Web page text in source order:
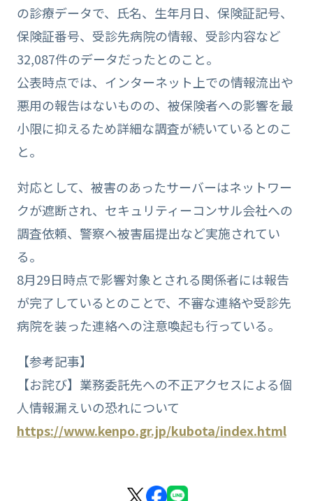
の診療データで、氏名、生年月日、保険証記号、
保険証番号、受診先病院の情報、受診内容など
32,087件のデータだったとのこと。
公表時点では、インターネット上での情報流出や
悪用の報告はないものの、被保険者への影響を最
小限に抑えるため詳細な調査が続いているとのこ
と。
対応として、被害のあったサーバーはネットワー
クが遮断され、セキュリティーコンサル会社への
調査依頼、警察へ被害届提出など実施されてい
る。
8月29日時点で影響対象とされる関係者には報告
が完了しているとのことで、不審な連絡や受診先
病院を装った連絡への注意喚起も行っている。
【参考記事】
【お詫び】業務委託先への不正アクセスによる個
人情報漏えいの恐れについて
https://www.kenpo.gr.jp/kubota/index.html